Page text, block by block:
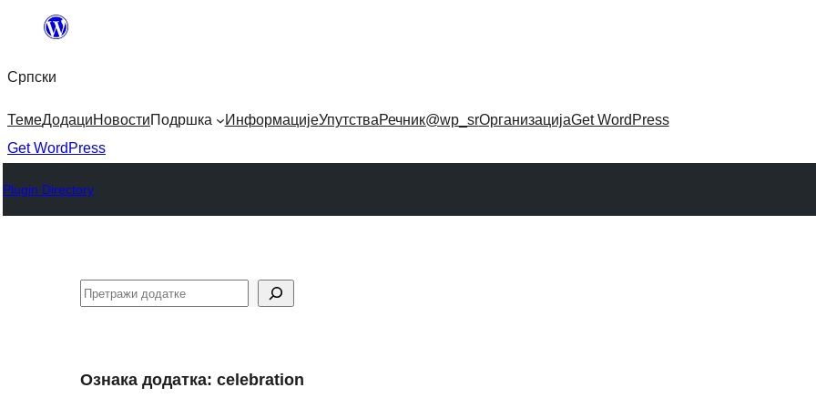
Скочи
садржај
Српски
ТемеДодациНовостиПодршка ИнформацијеУпутстваРечник@wp_srОрганизацијаGet WordPress
Get WordPress
Plugin Directory
Претрага
Ознака додатка: celebration